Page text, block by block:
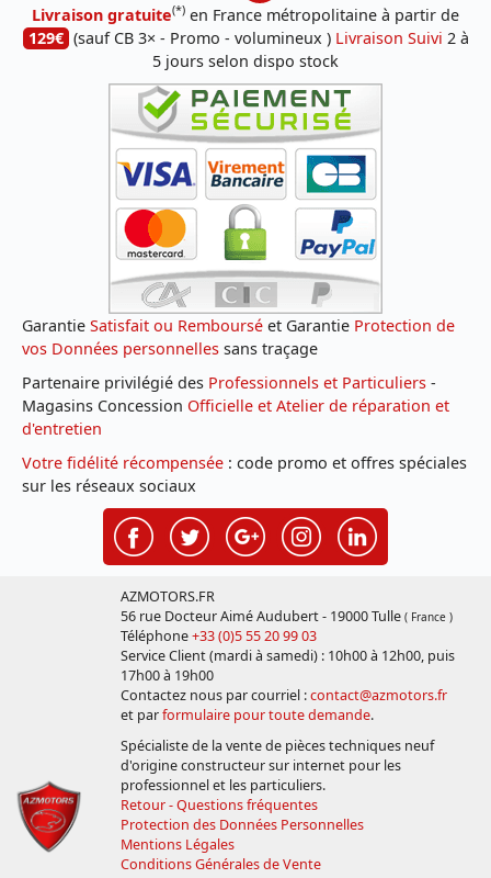
Livraison gratuite(*) en France métropolitaine à partir de
129€ (sauf CB 3× - Promo - volumineux ) Livraison Suivi 2 à
5 jours selon dispo stock
Garantie Satisfait ou Remboursé et Garantie Protection de
vos Données personnelles sans traçage
Partenaire privilégié des Professionnels et Particuliers -
Magasins Concession Officielle et Atelier de réparation et
d'entretien
Votre fidélité récompensée : code promo et offres spéciales
sur les réseaux sociaux
AZMOTORS.FR
56 rue Docteur Aimé Audubert - 19000 Tulle ( France )
Téléphone+33 (0)5 55 20 99 03
Service Client (mardi à samedi) : 10h00 à 12h00, puis
17h00 à 19h00
Contactez nous par courriel :contact@azmotors.fr
et parformulaire pour toute demande.
Spécialiste de la vente de pièces techniques neuf
d'origine constructeur sur internet pour les
professionnel et les particuliers.
Retour - Questions fréquentes
Protection des Données Personnelles
Mentions Légales
Conditions Générales de Vente